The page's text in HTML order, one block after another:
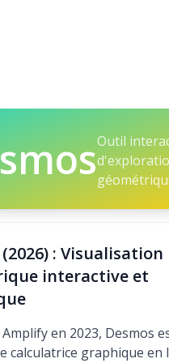
Outil
: Visualisation
interactive et
en 2023, Desmos
calculatrice graphique en